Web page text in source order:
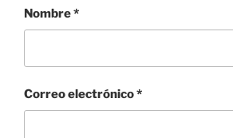
Nombre*
Correo electrónico*